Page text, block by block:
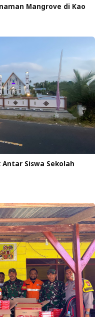
Mangrove di Kao
Siswa Sekolah